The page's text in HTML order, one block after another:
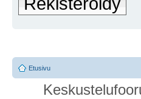
Etusivu